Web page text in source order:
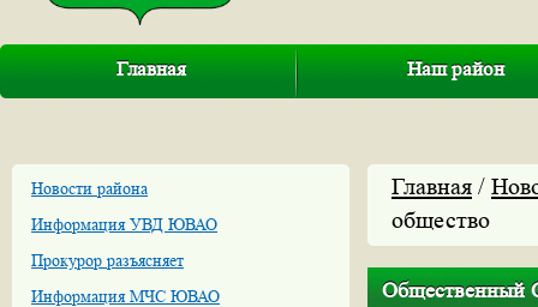
Главная Наш район
Новости района
Информация УВД ЮВАО
Прокурор разъясняет
Информация МЧС ЮВАО
Главная /
общество
Общественный